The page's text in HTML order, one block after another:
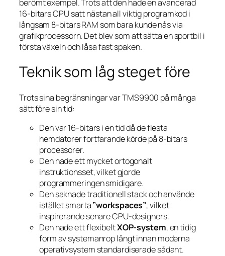
berömt exempel. Trots att den hade en avancerad
16-bitars CPU satt nästan all viktig programkod i
långsam 8-bitars RAM som bara kunde nås via
grafikprocessorn. Det blev som att sätta en sportbil i
första växeln och låsa fast spaken.
Teknik som låg steget före
Trots sina begränsningar var TMS9900 på många
sätt före sin tid:
Den var 16-bitars i en tid då de flesta
hemdatorer fortfarande körde på 8-bitars
processorer.
Den hade ett mycket ortogonalt
instruktionsset, vilket gjorde
programmeringen smidigare.
Den saknade traditionell stack och använde
istället smarta”workspaces”, vilket
inspirerande senare CPU-designers.
Den hade ett flexibeltXOP-system, en tidig
form av systemanrop långt innan moderna
operativsystem standardiserade sådant.